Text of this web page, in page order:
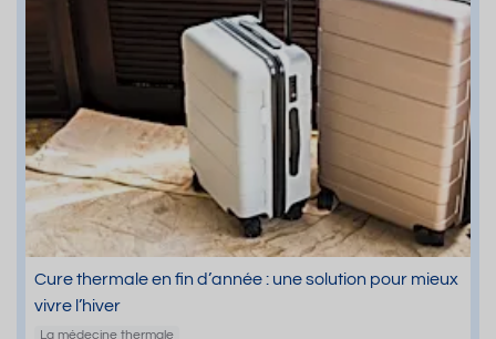
Cure thermale en fin d’année : une solution pour mieux
vivre l’hiver
La médecine thermale